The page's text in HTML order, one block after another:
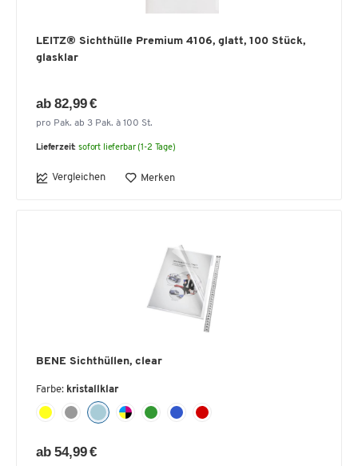
LEITZ® Sichthülle Premium 4106, glatt, 100 Stück,
glasklar
ab 82,99 €
pro Pak. ab 3 Pak. à 100 St.
Lieferzeit: sofort lieferbar (1-2 Tage)
Vergleichen Merken
BENE Sichthüllen, clear
Farbe: kristallklar
ab 54,99 €